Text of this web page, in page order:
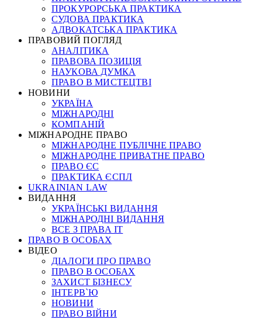
ПРОКУРОРСЬКА ПРАКТИКА
СУДОВА ПРАКТИКА
АДВОКАТСЬКА ПРАКТИКА
ПРАВОВИЙ ПОГЛЯД
АНАЛІТИКА
ПРАВОВА ПОЗИЦІЯ
НАУКОВА ДУМКА
ПРАВО В МИСТЕЦТВІ
НОВИНИ
УКРАЇНА
МІЖНАРОДНІ
КОМПАНІЙ
МІЖНАРОДНЕ ПРАВО
МІЖНАРОДНЕ ПУБЛІЧНЕ ПРАВО
МІЖНАРОДНЕ ПРИВАТНЕ ПРАВО
ПРАВО ЄС
ПРАКТИКА ЄСПЛ
UKRAINIAN LAW
ВИДАННЯ
УКРАЇНСЬКІ ВИДАННЯ
МІЖНАРОДНІ ВИДАННЯ
ВСЕ З ПРАВА ІТ
ПРАВО В ОСОБАХ
ВІДЕО
ДІАЛОГИ ПРО ПРАВО
ПРАВО В ОСОБАХ
ЗАХИСТ БІЗНЕСУ
ІНТЕРВ`Ю
НОВИНИ
ПРАВО ВІЙНИ